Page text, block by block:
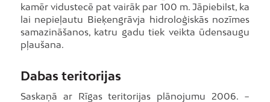
kamēr vidustecē pat vairāk par 100 m. Jāpiebilst, ka
lai nepieļautu Bieķengrāvja hidroloģiskās nozīmes
samazināšanos, katru gadu tiek veikta ūdensaugu
pļaušana.
Dabas teritorijas
Saskaņā ar Rīgas teritorijas plānojumu 2006. −